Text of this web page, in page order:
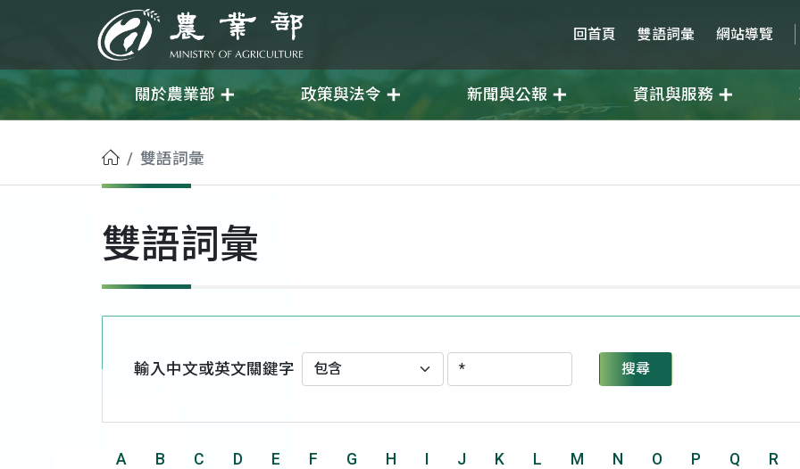
農業部 回首頁 雙語詞彙 網站導覽
關於農業部 政策與法令 新聞與公報 資訊與服務
首頁雙語詞彙
雙語詞彙
輸入中文或英文關鍵字 搜尋
A B C D E F G H I J K L M N O P Q R